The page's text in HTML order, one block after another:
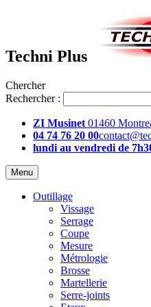
Techni Plus
Chercher
Rechercher :
ZI Musinet 01460
04 74 76 20 00
lundi au vendredi de
Menu
Outillage
Vissage
Serrage
Coupe
Mesure
Métrologie
Brosse
Martellerie
Serre-joints